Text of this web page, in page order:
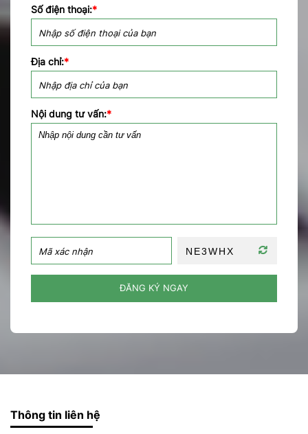
Số điện thoại:*
Địa chỉ:*
Nội dung tư vấn:*
ĐĂNG KÝ NGAY
Thông tin liên hệ